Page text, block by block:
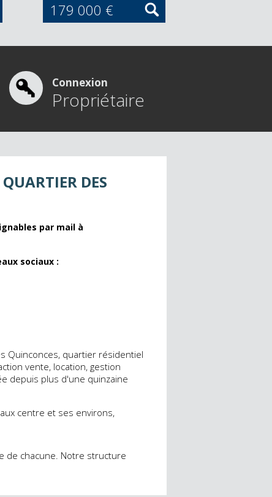
179 000 €
Connexion
Propriétaire
DES
par mail à
sociaux :
Quinconces, quartier résidentiel
vente, location, gestion
depuis plus d'une quinzaine
centre et ses environs,
de chacune. Notre structure